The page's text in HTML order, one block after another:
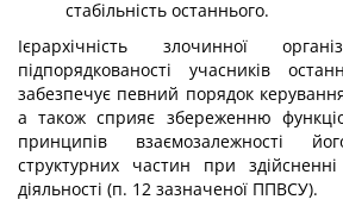
стабільність останнього.
Ієрархічність злочинної
підпорядкованості учасників
забезпечує певний порядок
а також сприяє збереженню
принципів взаємозалежності
структурних частин при здійсненні
діяльності (п. 12 зазначеної ППВСУ).